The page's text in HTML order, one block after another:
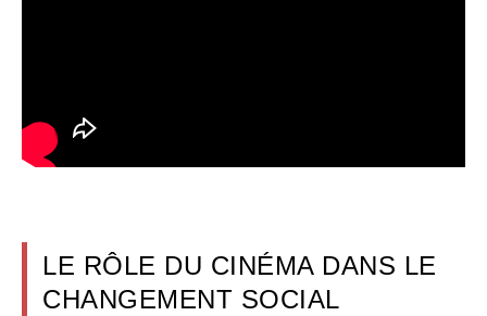
LE RÔLE DU CINÉMA DANS LE
CHANGEMENT SOCIAL